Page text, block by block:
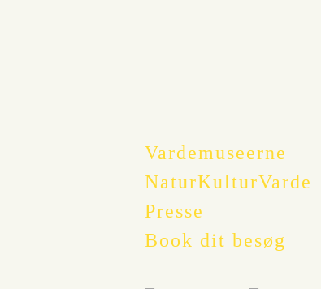
Vardemuseerne
NaturKulturVarde
Presse
Book dit besøg